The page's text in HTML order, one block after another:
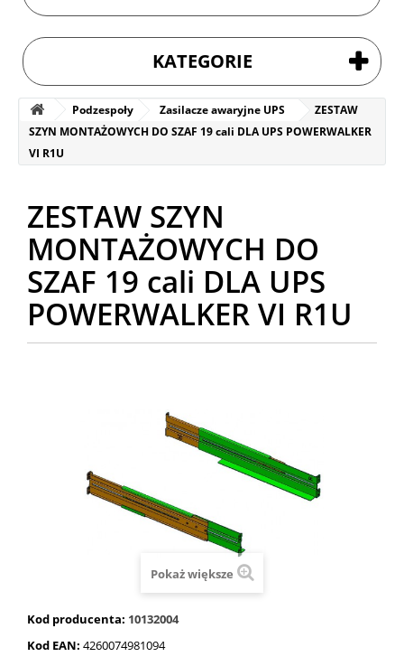
KATEGORIE
Podzespoły Zasilacze awaryjne UPS
ZESTAW
SZYN MONTAŻOWYCH DO SZAF 19 cali DLA UPS POWERWALKER
VI R1U
ZESTAW SZYN
MONTAŻOWYCH DO
SZAF 19 cali DLA UPS
POWERWALKER VI R1U
Pokaż większe
Kod producenta: 10132004
Kod EAN: 4260074981094